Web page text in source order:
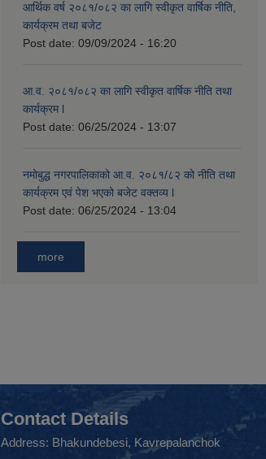
आर्थिक वर्ष २०८१/०८२ का लागि स्वीकृत वार्षिक नीति,
कार्यक्रम तथा बजेट
Post date: 09/09/2024 - 16:20
आ.व. २०८१/०८२ का लागि स्वीकृत वार्षिक नीति तथा
कार्यक्रम l
Post date: 06/25/2024 - 13:07
नमोबुद्ध नगरपालिकाको आ‍.व. २०८१/८२ को नीति तथा
कार्यक्रम एवं पेश भएको बजेट वक्तव्य l
Post date: 06/25/2024 - 13:04
more
Contact Details
Address: Bhakundebesi, Kavrepalanchok